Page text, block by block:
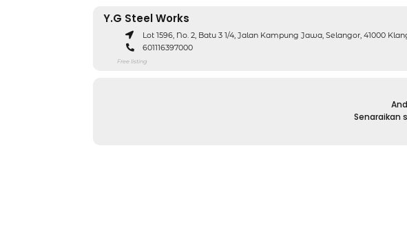
Y.G Steel Works
Lot 1596, No. 2, Batu 3 1/4, Jalan Kampung Jawa, Selangor, 41000
601116397000
Free listing
Senaraikan